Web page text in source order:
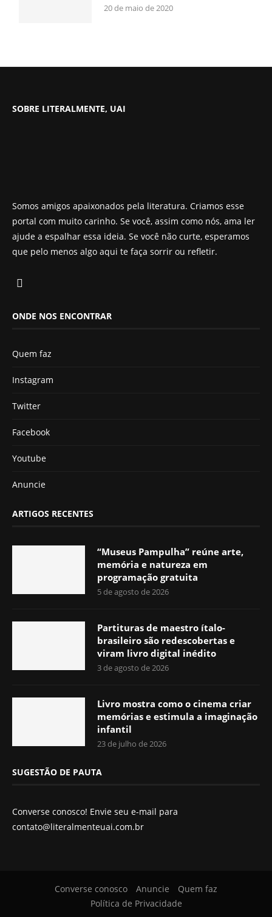
20 de maio de 2020
SOBRE LITERALMENTE, UAI
Somos amigos apaixonados pela literatura. Criamos esse
portal com muito carinho. Se você, assim como nós, ama ler
ajude a espalhar essa ideia. Se você não curte, esperamos
que pelo menos algo aqui te faça sorrir ou refletir.
ONDE NOS ENCONTRAR
Quem faz
Instagram
Twitter
Facebook
Youtube
Anuncie
ARTIGOS RECENTES
“Museus Pampulha” reúne arte,
memória e natureza em
programação gratuita
5 de agosto de 2026
Partituras de maestro ítalo-
brasileiro são redescobertas e
viram livro digital inédito
3 de agosto de 2026
Livro mostra como o cinema criar
memórias e estimula a imaginação
infantil
23 de julho de 2026
SUGESTÃO DE PAUTA
Converse conosco! Envie seu e-mail para
contato@literalmenteuai.com.br
Converse conosco Anuncie
Quem faz
Política de Privacidade